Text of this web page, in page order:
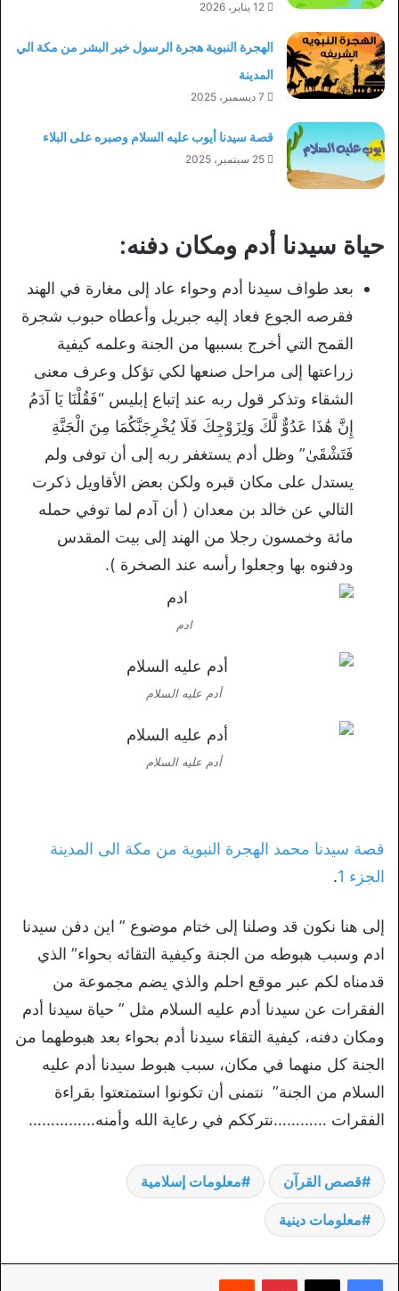
12 يناير، 2026
الهجرة النبوية هجرة الرسول خير البشر من مكة الي
المدينة
7 ديسمبر، 2025
قصة سيدنا أيوب عليه السلام وصبره على البلاء
25 سبتمبر، 2025
حياة سيدنا أدم ومكان دفنه:
بعد طواف سيدنا أدم وحواء عاد إلى مغارة في الهند
فقرصه الجوع فعاد إليه جبريل وأعطاه حبوب شجرة
القمح التي أخرج بسببها من الجنة وعلمه كيفية
زراعتها إلى مراحل صنعها لكي تؤكل وعرف معنى
الشقاء وتذكر قول ربه عند إتباع إبليس “فَقُلْنَا يَا آدَمُ
إِنَّ هَٰذَا عَدُوٌّ لَّكَ وَلِزَوْجِكَ فَلَا يُخْرِجَنَّكُمَا مِنَ الْجَنَّةِ
فَتَشْقَىٰ” وظل أدم يستغفر ربه إلى أن توفى ولم
يستدل على مكان قبره ولكن بعض الأقاويل ذكرت
التالي عن خالد بن معدان ( أن آدم لما توفي حمله
مائة وخمسون رجلا من الهند إلى بيت المقدس
ودفنوه بها وجعلوا رأسه عند الصخرة ).
ادم
أدم عليه السلام
أدم عليه السلام
قصة سيدنا محمد الهجرة النبوية من مكة الى المدينة
الجزء 1
.
إلى هنا نكون قد وصلنا إلى ختام موضوع ” اين دفن سيدنا
ادم وسبب هبوطه من الجنة وكيفية التقائه بحواء” الذي
قدمناه لكم عبر موقع احلم والذي يضم مجموعة من
الفقرات عن سيدنا أدم عليه السلام مثل ” حياة سيدنا أدم
ومكان دفنه، كيفية التقاء سيدنا أدم بحواء بعد هبوطهما من
الجنة كل منهما في مكان، سبب هبوط سيدنا أدم عليه
السلام من الجنة” نتمنى أن تكونوا استمتعتوا بقراءة
الفقرات …………نترككم في رعاية الله وأمنه……………
قصص القرآن معلومات إسلامية
معلومات دينية
بينتيريست